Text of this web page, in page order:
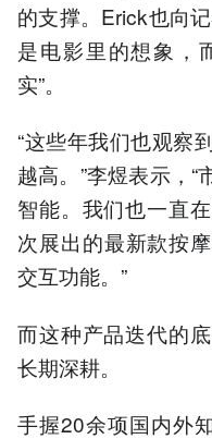
的支撑。Erick也向
是电影里的想象，
实”。
“这些年我们也观察
越高。”李煜表示，
智能。我们也一直
次展出的最新款按
交互功能。”
而这种产品迭代的
长期深耕。
手握20余项国内外